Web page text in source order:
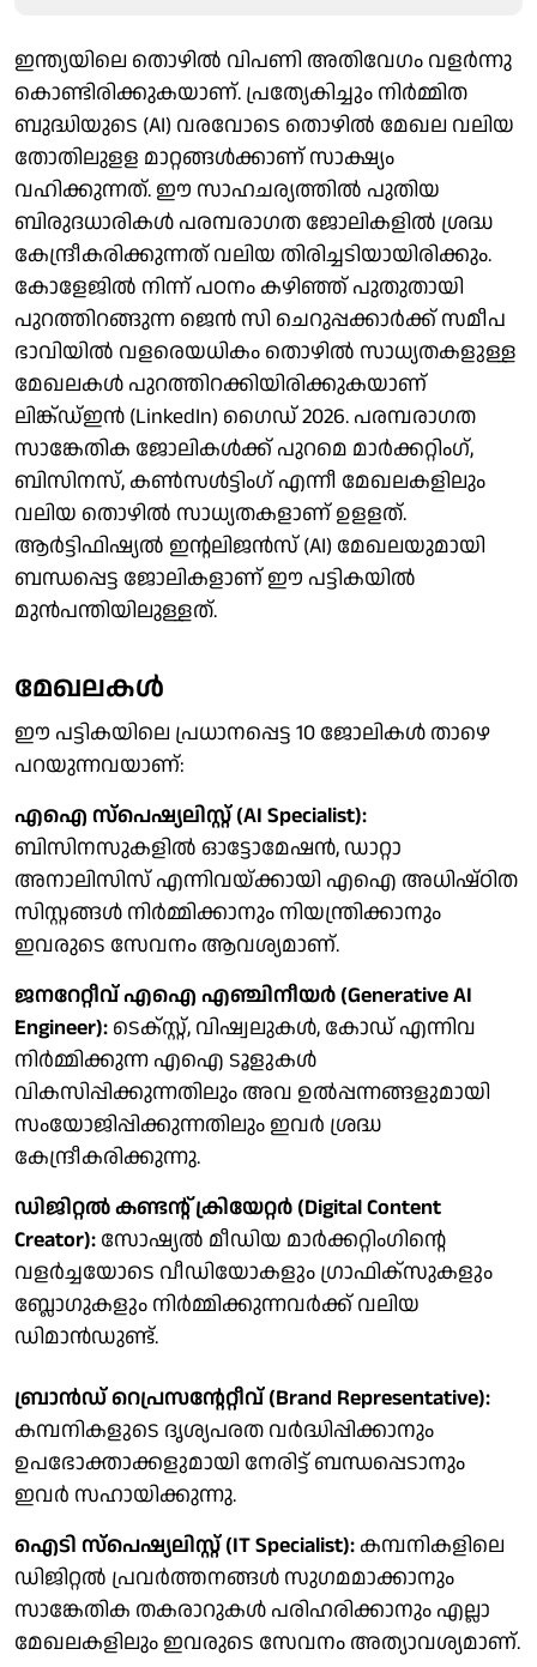
ഇന്ത്യയിലെ തൊഴിൽ വിപണി അതിവേഗം വളര്‍ന്നു
കൊണ്ടിരിക്കുകയാണ്. പ്രത്യേകിച്ചും നിര്‍മ്മിത
ബുദ്ധിയുടെ (AI) വരവോടെ തൊഴില്‍ മേഖല വലിയ
തോതിലുളള മാറ്റങ്ങള്‍ക്കാണ് സാക്ഷ്യം
വഹിക്കുന്നത്. ഈ സാഹചര്യത്തിൽ പുതിയ
ബിരുദധാരികൾ പരമ്പരാഗത ജോലികളില്‍ ശ്രദ്ധ
കേന്ദ്രീകരിക്കുന്നത് വലിയ തിരിച്ചടിയായിരിക്കും.
കോളേജില്‍ നിന്ന് പഠനം കഴിഞ്ഞ് പുതുതായി
പുറത്തിറങ്ങുന്ന ജെന്‍ സി ചെറുപ്പക്കാര്‍ക്ക് സമീപ
ഭാവിയില്‍ വളരെയധികം തൊഴില്‍ സാധ്യതകളുള്ള
മേഖലകള്‍ പുറത്തിറക്കിയിരിക്കുകയാണ്
ലിങ്ക്ഡ്ഇൻ (LinkedIn) ഗൈഡ് 2026. പരമ്പരാഗത
സാങ്കേതിക ജോലികൾക്ക് പുറമെ മാർക്കറ്റിംഗ്,
ബിസിനസ്, കൺസൾട്ടിംഗ് എന്നീ മേഖലകളിലും
വലിയ തൊഴിൽ സാധ്യതകളാണ് ഉളളത്.
ആർട്ടിഫിഷ്യൽ ഇന്റലിജൻസ് (AI) മേഖലയുമായി
ബന്ധപ്പെട്ട ജോലികളാണ് ഈ പട്ടികയിൽ
മുൻപന്തിയിലുള്ളത്.
മേഖലകള്‍
ഈ പട്ടികയിലെ പ്രധാനപ്പെട്ട 10 ജോലികൾ താഴെ
പറയുന്നവയാണ്:
എഐ സ്പെഷ്യലിസ്റ്റ് (AI Specialist):
ബിസിനസുകളിൽ ഓട്ടോമേഷൻ, ഡാറ്റാ
അനാലിസിസ് എന്നിവയ്ക്കായി എഐ അധിഷ്ഠിത
സിസ്റ്റങ്ങൾ നിർമ്മിക്കാനും നിയന്ത്രിക്കാനും
ഇവരുടെ സേവനം ആവശ്യമാണ്.
ജനറേറ്റീവ് എഐ എഞ്ചിനീയർ (Generative AI
Engineer): ടെക്സ്റ്റ്, വിഷ്വലുകൾ, കോഡ് എന്നിവ
നിർമ്മിക്കുന്ന എഐ ടൂളുകൾ
വികസിപ്പിക്കുന്നതിലും അവ ഉൽപ്പന്നങ്ങളുമായി
സംയോജിപ്പിക്കുന്നതിലും ഇവർ ശ്രദ്ധ
കേന്ദ്രീകരിക്കുന്നു.
ഡിജിറ്റൽ കണ്ടന്റ് ക്രിയേറ്റർ (Digital Content
Creator): സോഷ്യൽ മീഡിയ മാർക്കറ്റിംഗിന്റെ
വളർച്ചയോടെ വീഡിയോകളും ഗ്രാഫിക്സുകളും
ബ്ലോഗുകളും നിർമ്മിക്കുന്നവർക്ക് വലിയ
ഡിമാൻഡുണ്ട്.
ബ്രാൻഡ് റെപ്രസന്റേറ്റീവ് (Brand Representative):
കമ്പനികളുടെ ദൃശ്യപരത വർദ്ധിപ്പിക്കാനും
ഉപഭോക്താക്കളുമായി നേരിട്ട് ബന്ധപ്പെടാനും
ഇവർ സഹായിക്കുന്നു.
ഐടി സ്പെഷ്യലിസ്റ്റ് (IT Specialist): കമ്പനികളിലെ
ഡിജിറ്റൽ പ്രവർത്തനങ്ങൾ സുഗമമാക്കാനും
സാങ്കേതിക തകരാറുകൾ പരിഹരിക്കാനും എല്ലാ
മേഖലകളിലും ഇവരുടെ സേവനം അത്യാവശ്യമാണ്.